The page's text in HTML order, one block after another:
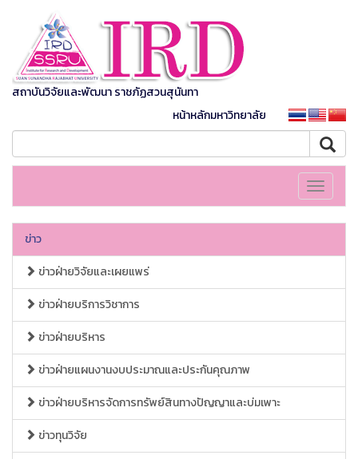
สถาบันวิจัยและพัฒนา ราชภัฏสวนสุนันทา
หน้าหลักมหาวิทยาลัย
Toggle
ข่าว
ข่าวฝ่ายวิจัยและเผยแพร่
ข่าวฝ่ายบริการวิชาการ
ข่าวฝ่ายบริหาร
ข่าวฝ่ายแผนงานงบประมาณและประกันคุณภาพ
ข่าวฝ่ายบริหารจัดการทรัพย์สินทางปัญญาและบ่มเพาะ
ข่าวทุนวิจัย